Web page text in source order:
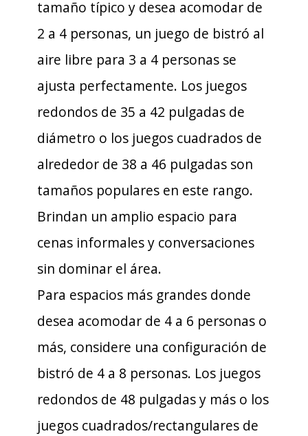
tamaño típico y desea acomodar de
2 a 4 personas, un juego de bistró al
aire libre para 3 a 4 personas se
ajusta perfectamente. Los juegos
redondos de 35 a 42 pulgadas de
diámetro o los juegos cuadrados de
alrededor de 38 a 46 pulgadas son
tamaños populares en este rango.
Brindan un amplio espacio para
cenas informales y conversaciones
sin dominar el área.
Para espacios más grandes donde
desea acomodar de 4 a 6 personas o
más, considere una configuración de
bistró de 4 a 8 personas. Los juegos
redondos de 48 pulgadas y más o los
juegos cuadrados/rectangulares de